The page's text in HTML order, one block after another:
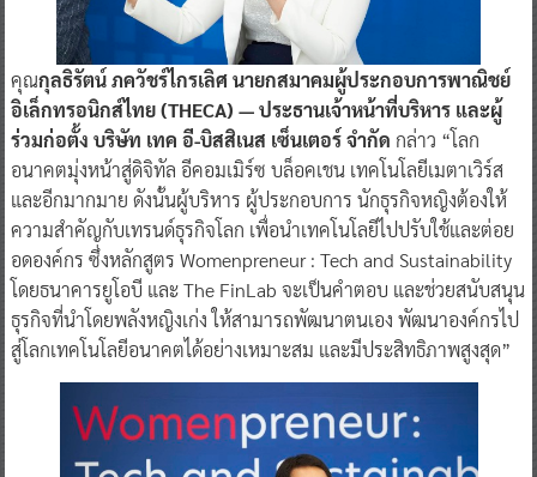
คุณกุลธิรัตน์ ภควัชร์ไกรเลิศ นายกสมาคมผู้ประกอบการพาณิชย์
อิเล็กทรอนิกส์ไทย (THECA) — ประธานเจ้าหน้าที่บริหาร และผู้
ร่วมก่อตั้ง บริษัท เทค อี-บิสสิเนส เซ็นเตอร์ จำกัด กล่าว “โลก
อนาคตมุ่งหน้าสู่ดิจิทัล อีคอมเมิร์ซ บล็อคเชน เทคโนโลยีเมตาเวิร์ส
และอีกมากมาย ดังนั้นผู้บริหาร ผู้ประกอบการ นักธุรกิจหญิงต้องให้
ความสำคัญกับเทรนด์ธุรกิจโลก เพื่อนำเทคโนโลยีไปปรับใช้และต่อย
อดองค์กร ซึ่งหลักสูตร Womenpreneur : Tech and Sustainability
โดยธนาคารยูโอบี และ The FinLab จะเป็นคำตอบ และช่วยสนับสนุน
ธุรกิจที่นำโดยพลังหญิงเก่ง ให้สามารถพัฒนาตนเอง พัฒนาองค์กรไป
สู่โลกเทคโนโลยีอนาคตได้อย่างเหมาะสม และมีประสิทธิภาพสูงสุด”